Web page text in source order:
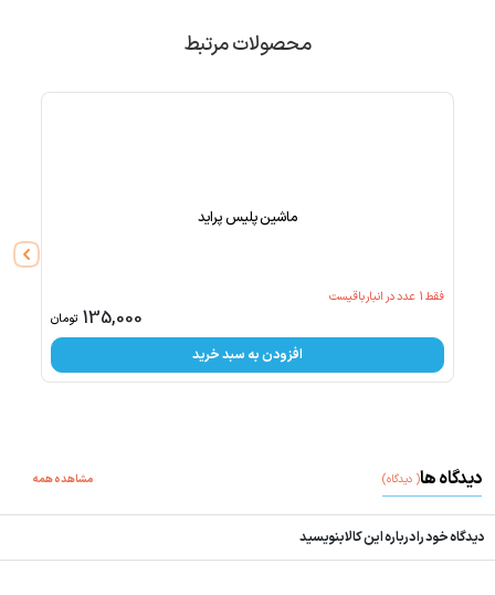
محصولات مرتبط
ماشین پلیس پراید
فقط1 عدد در انبار باقیست
135,000 تومان
افزودن به سبد خرید
دیدگاه ها( دیدگاه) مشاهده همه
دیدگاه خود را درباره این کالا بنویسید